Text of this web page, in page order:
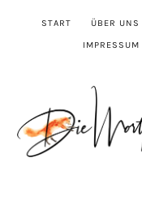
START ÜBER UNS